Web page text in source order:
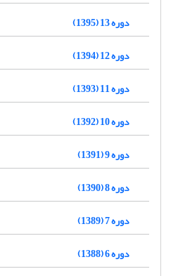
دوره 13 (1395)
دوره 12 (1394)
دوره 11 (1393)
دوره 10 (1392)
دوره 9 (1391)
دوره 8 (1390)
دوره 7 (1389)
دوره 6 (1388)